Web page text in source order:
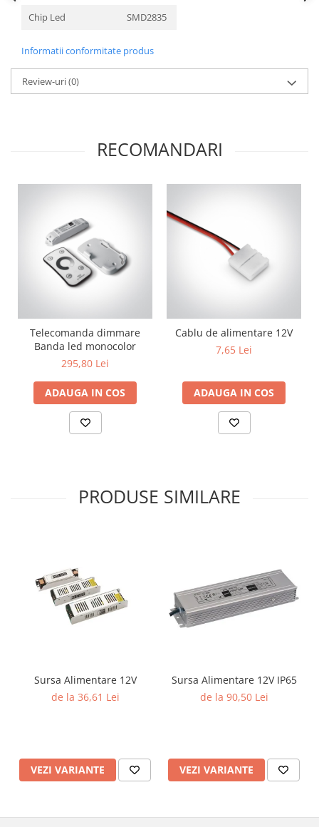
Aplice - Plafoniere
Panouri LED
Lampi de Birou
Iluminat Scari/Trepte
Becuri și surse LED
Sisteme de Iluminat Plug & Play
Iluminat Exterior
Proiectoare LED
Lampi de Gradina
Spoturi Exterior Incastrabile
Lampi Solare
Banda - Surse si Accesorii LED
Banda Led Decorativa
Controlere și senzori LED
Iluminat Industrial
Iluminat Stradal
Iluminat de Urgență
Videointerfoane Si Interfoane
Kituri Legrand
Stalpi de Iluminat
Brate + accesorii
Chip Led
SMD2835
Informatii conformitate produs
Review-uri(0)
RECOMANDARI
Telecomanda dimmare
Banda led monocolor
295,80 Lei
ADAUGA IN COS
Cablu de alimentare 12V
7,65 Lei
ADAUGA IN COS
PRODUSE SIMILARE
Sursa Alimentare 12V
de la 36,61 Lei
VEZI VARIANTE
Sursa Alimentare 12V IP65
de la 90,50 Lei
VEZI VARIANTE